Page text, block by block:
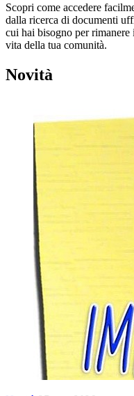
Scopri come accedere
dalla ricerca di documenti
cui hai bisogno per rimanere
vita della tua comunità.
Novità